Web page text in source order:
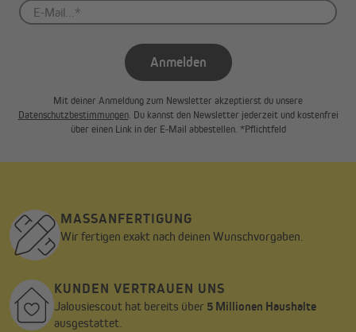
Anmelden
Mit deiner Anmeldung zum Newsletter akzeptierst du unsere
Datenschutzbestimmungen. Du kannst den Newsletter jederzeit und kostenfrei
über einen Link in der E-Mail abbestellen. *Pflichtfeld
MASSANFERTIGUNG
Wir fertigen exakt nach deinen Wunschvorgaben.
KUNDEN VERTRAUEN UNS
Jalousiescout hat bereits über 5 Millionen Haushalte
ausgestattet.